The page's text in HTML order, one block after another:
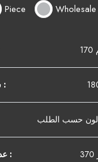
Piece
Wholesale
سماكة القماش :
حسب الطلب
عدد الأمتار الجاهزة :